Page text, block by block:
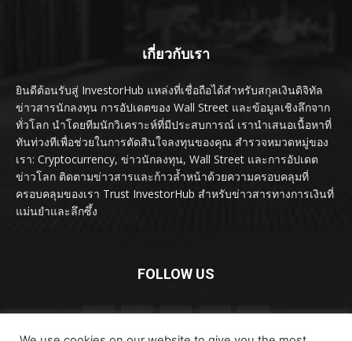
เกี่ยวกับเรา
ยินดีต้อนรับสู่ InvestorHub แหล่งที่เชื่อถือได้สำหรับสกุลเงินดิจิทัล
ข่าวสารนักลงทุน การอัปเดตของ Wall Street และข้อมูลเชิงลึกจาก
ทั่วโลก นำโดยทีมนักวิเคราะห์ที่มีประสบการณ์ เรานำเสนอเนื้อหาที่
ทันท่วงทีเพื่อช่วยในการตัดสินใจลงทุนของคุณ สำรวจหมวดหมู่ของ
เรา: Cryptocurrency, ข่าวนักลงทุน, Wall Street และการอัปเดต
ข่าวโลก ติดตามข่าวสารและก้าวล้ำหน้าด้วยความครอบคลุมที่
ครอบคลุมของเรา Trust InvestorHub สำหรับข่าวสารทางการเงินที่
แม่นยำและลึกซึ้ง
FOLLOW US